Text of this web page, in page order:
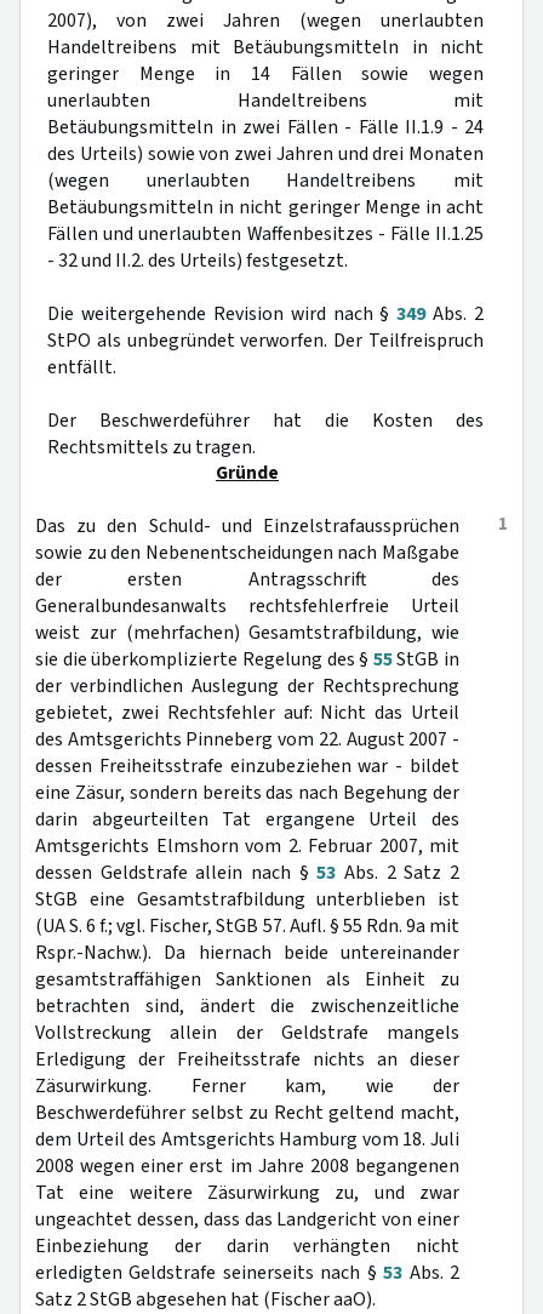
2007), von zwei Jahren (wegen unerlaubten
Handeltreibens mit Betäubungsmitteln in nicht
geringer Menge in 14 Fällen sowie wegen
unerlaubten Handeltreibens mit
Betäubungsmitteln in zwei Fällen - Fälle II.1.9 - 24
des Urteils) sowie von zwei Jahren und drei Monaten
(wegen unerlaubten Handeltreibens mit
Betäubungsmitteln in nicht geringer Menge in acht
Fällen und unerlaubten Waffenbesitzes - Fälle II.1.25
- 32 und II.2. des Urteils) festgesetzt.
Die weitergehende Revision wird nach §349Abs. 2
StPO als unbegründet verworfen. Der Teilfreispruch
entfällt.
Der Beschwerdeführer hat die Kosten des
Rechtsmittels zu tragen.
Gründe
1
Das zu den Schuld- und Einzelstrafaussprüchen
sowie zu den Nebenentscheidungen nach Maßgabe
der ersten Antragsschrift des
Generalbundesanwalts rechtsfehlerfreie Urteil
weist zur (mehrfachen) Gesamtstrafbildung, wie
sie die überkomplizierte Regelung des § 55StGB in
der verbindlichen Auslegung der Rechtsprechung
gebietet, zwei Rechtsfehler auf: Nicht das Urteil
des Amtsgerichts Pinneberg vom 22. August 2007 -
dessen Freiheitsstrafe einzubeziehen war - bildet
eine Zäsur, sondern bereits das nach Begehung der
darin abgeurteilten Tat ergangene Urteil des
Amtsgerichts Elmshorn vom 2. Februar 2007, mit
dessen Geldstrafe allein nach §53 Abs. 2 Satz 2
StGB eine Gesamtstrafbildung unterblieben ist
(UA S. 6 f.; vgl. Fischer, StGB 57. Aufl. § 55 Rdn. 9a mit
Rspr.-Nachw.). Da hiernach beide untereinander
gesamtstraffähigen Sanktionen als Einheit zu
betrachten sind, ändert die zwischenzeitliche
Vollstreckung allein der Geldstrafe mangels
Erledigung der Freiheitsstrafe nichts an dieser
Zäsurwirkung. Ferner kam, wie der
Beschwerdeführer selbst zu Recht geltend macht,
dem Urteil des Amtsgerichts Hamburg vom 18. Juli
2008 wegen einer erst im Jahre 2008 begangenen
Tat eine weitere Zäsurwirkung zu, und zwar
ungeachtet dessen, dass das Landgericht von einer
Einbeziehung der darin verhängten nicht
erledigten Geldstrafe seinerseits nach §53 Abs. 2
Satz 2 StGB abgesehen hat (Fischer aaO).